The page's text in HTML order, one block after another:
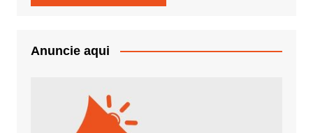
Anuncie aqui